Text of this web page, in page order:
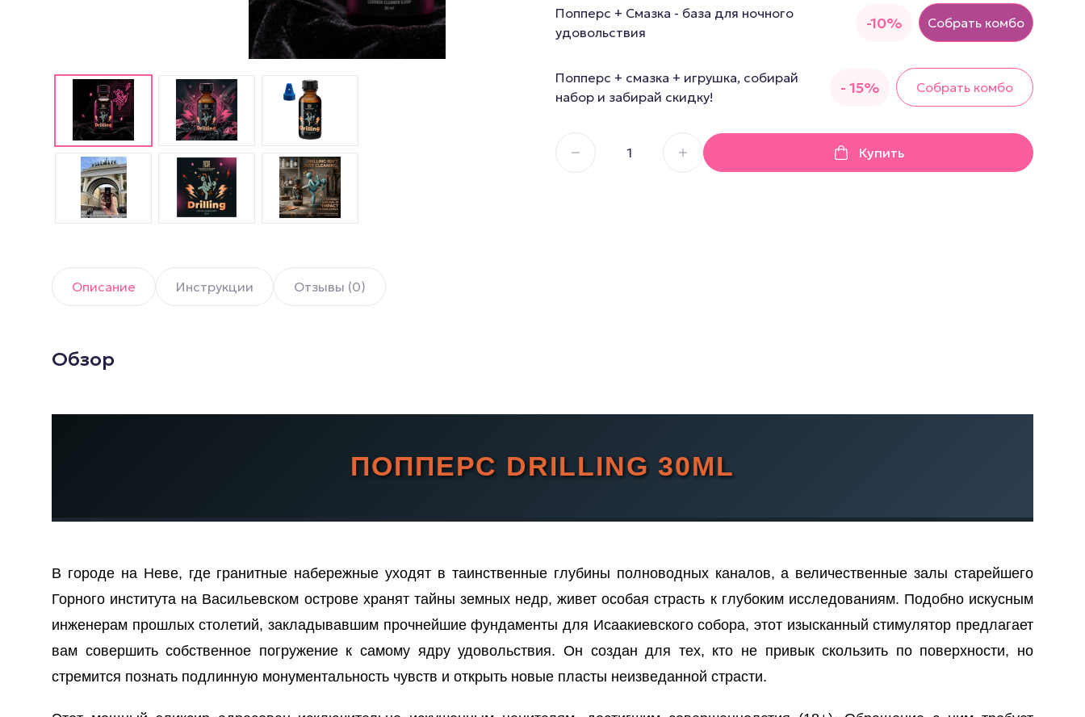
Попперсы Rush (Раш)
Попперсы для мужчин
Попперсы для женщин
Попперсы для фистинга
Силиконовая смазка
Смазка на порошковой
Дилдо
Для члена
Гиганты, фистинг
Мастурбаторы
Презервативы
-10%
Попперс + Смазка - база для ночного
удовольствия
Собрать комбо
- 15%
Попперс + смазка + игрушка, собирай
набор и забирай скидку!
Собрать комбо
Купить
Описание Инструкции Отзывы (0)
Обзор
ПОППЕРС DRILLING 30ML
В городе на Неве, где гранитные набережные уходят в таинственные глубины полноводных каналов, а величественные залы старейшего
Горного института на Васильевском острове хранят тайны земных недр, живет особая страсть к глубоким исследованиям. Подобно искусным
инженерам прошлых столетий, закладывавшим прочнейшие фундаменты для Исаакиевского собора, этот изысканный стимулятор предлагает
вам совершить собственное погружение к самому ядру удовольствия. Он создан для тех, кто не привык скользить по поверхности, но
стремится познать подлинную монументальность чувств и открыть новые пласты неизведанной страсти.